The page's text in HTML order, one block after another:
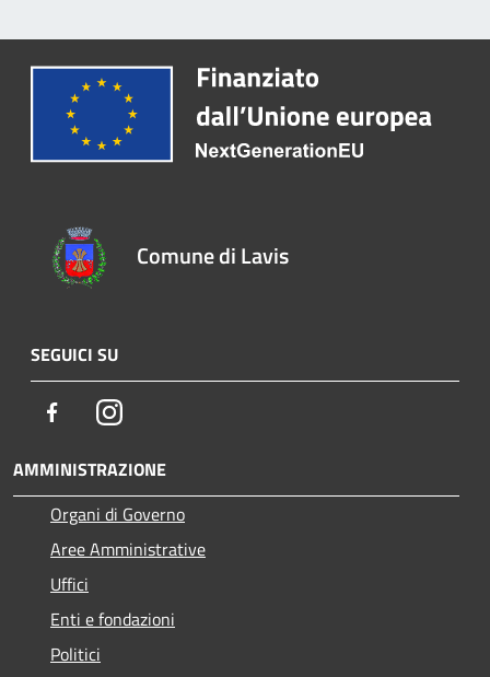
Comune di Lavis
SEGUICI SU
FacebookInstagram
AMMINISTRAZIONE
Organi di Governo
Aree Amministrative
Uffici
Enti e fondazioni
Politici